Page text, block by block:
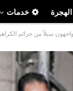
الهجرة خدمات
يواجهون سيلاً من جرائم